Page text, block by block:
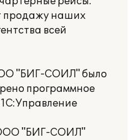
продажу наших
всей
"БИГ-СОИЛ" было
программное
"БИГ-СОИЛ"